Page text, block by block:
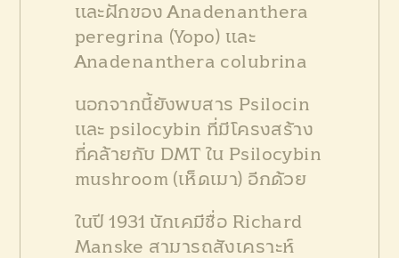
และฝักของ Anadenanthera
peregrina (Yopo) และ
Anadenanthera colubrina
นอกจากนี้ยังพบสาร Psilocin
และ psilocybin ที่มีโครงสร้าง
ที่คล้ายกับ DMT ใน Psilocybin
mushroom (เห็ดเมา) อีกด้วย
ในปี 1931 นักเคมีชื่อ Richard
Manske สามารถสังเคราะห์